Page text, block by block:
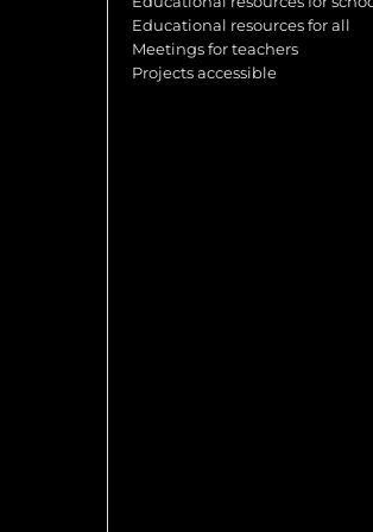
Educational resources for all
Meetings for teachers
Projects accessible